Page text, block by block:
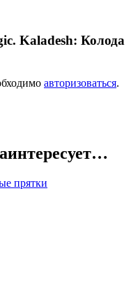
Kaladesh: Колода
авторизоваться.
прятки